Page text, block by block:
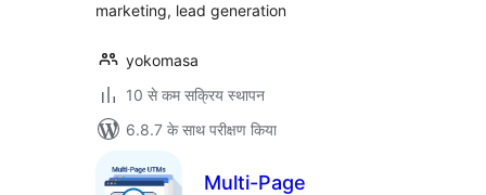
marketing, lead generation
yokomasa
10 से कम सक्रिय स्थापन
6.8.7 के साथ परीक्षण किया
Multi-Page